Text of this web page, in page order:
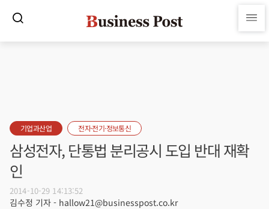
기업과산업 전자·전기·정보통신
삼성전자, 단통법 분리공시 도입 반대 재확
인
2014-10-29 14:13:52
김수정 기자 - hallow21@businesspost.co.kr